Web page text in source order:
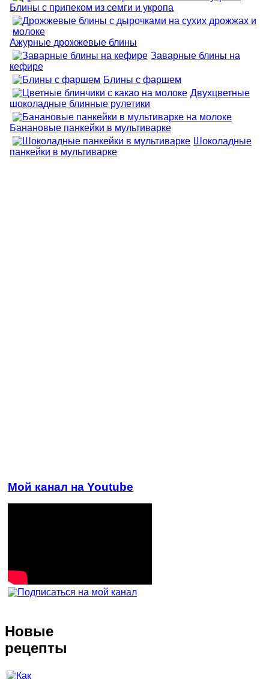
Блины с припеком из семги и укропа
Ажурные дрожжевые блины
Заварные блины на
кефире
Блины с фаршем
Двухцветные
шоколадные блинные рулетики
Банановые панкейки в мультиварке
Шоколадные
панкейки в мультиварке
Мой канал на Youtube
Новые
рецепты